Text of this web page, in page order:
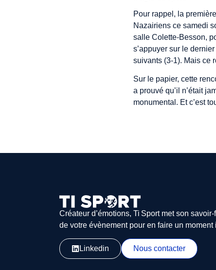
Pour rappel, la
Nazairiens ce samedi
salle Colette-Besson,
s’appuyer sur le
suivants (3-1). Mais ce
Sur le papier, cette
a prouvé qu’il n’était
monumental. Et c’est
Créateur d’émotions, Ti Sport met son
de votre évènement pour en faire un moment
Linkedin Nous contacter